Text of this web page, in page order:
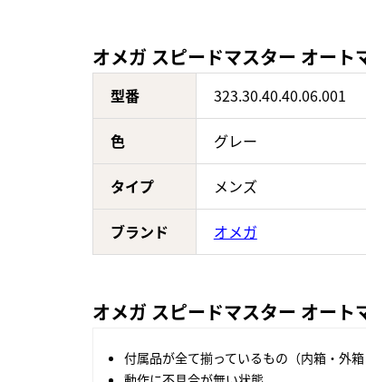
オメガ スピードマスター オー
型番 323.30.40.40.06.001
色 グレー
タイプ メンズ
ブランド オメガ
オメガ スピードマスター オー
付属品が全て揃っているもの（内箱・外箱